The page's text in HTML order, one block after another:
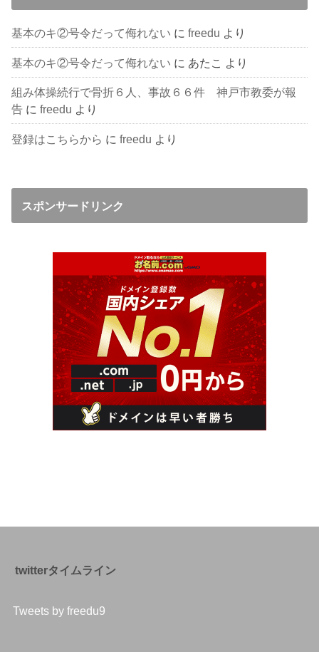
基本のキ②号令だって侮れない にfreedu より
基本のキ②号令だって侮れない に あたこ より
組み体操続行で骨折６人、事故６６件 神戸市教委が報
告 にfreedu より
登録はこちらから にfreedu より
スポンサードリンク
twitterタイムライン
Tweets by freedu9